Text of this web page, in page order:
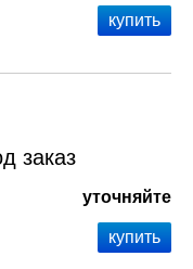
заказ
уточняйте